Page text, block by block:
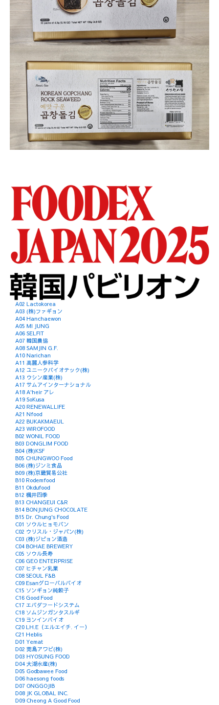
A02 Lactokorea
A03 (株)ファギョン
A04 Hanchaewon
A05 MI JUNG
A06 SELFIT
A07 韓国農協
A08 SAMJIN G.F.
A10 Narichan
A11 高麗人参科学
A12 ユニークバイオテック(株)
A13 ウシン産業(株)
A17 サムアインターナショナル
A18 A'heir アレ
A19 SoKusa
A20 RENEWALLIFE
A21 Nfood
A22 BUKAKMAEUL
A23 WIROFOOD
B02 WONIL FOOD
B03 DONGLIM FOOD
B04 (株)KSF
B05 CHUNGWOO Food
B06 (株)ジンミ食品
B09 (株)京畿貿易公社
B10 Rodemfood
B11 Okdufood
B12 楓井四季
B13 CHANGEUI C&R
B14 BONJUNG CHOCOLATE
B15 Dr. Chung's Food
C01 ソウルヒョモバン
C02 ウリスル・ジャパン(株)
C03 (株)ジピョン酒造
C04 BOHAE BREWERY
C05 ソウル長寿
C06 GEO ENTERPRISE
C07 ヒチャン乳業
C08 SEOUL F&B
C09 Esanグローバルバイオ
C15 ソンギョン純餃子
C16 Good Food
C17 エバダフードシステム
C18 ソムジンガンタスルギ
C19 ヨンインバイオ
C20 LH.E（エルエイチ. イー）
C21 Heblis
D01 Yemat
D02 莞島アワビ(株)
D03 HYOSUNG FOOD
D04 大湖水産(株)
D05 Godbawee Food
D06 haesong foods
D07 ONGGOJIB
D08 JK GLOBAL INC.
D09 Cheong A Good Food